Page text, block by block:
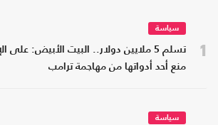
1
سياسة
تسلم 5 ملايين دولار.. البيت الأبيض: على
منع أحد أدواتها من مهاجمة ترامب
سياسة